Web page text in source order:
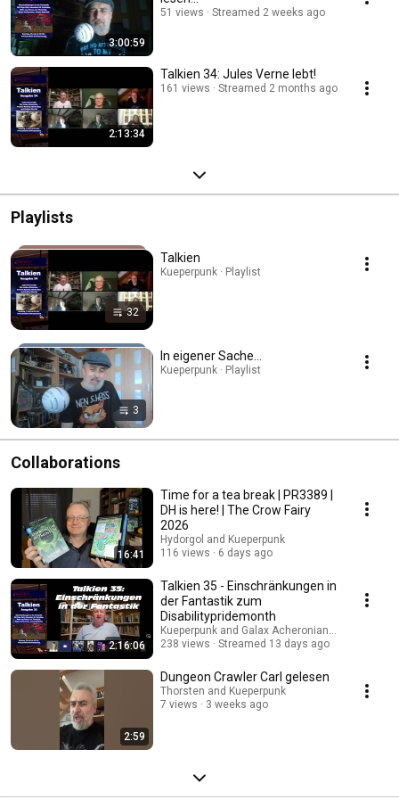
3:00:59
51 views Streamed 2 weeks ago
2:13:34
Talkien 34: Jules Verne lebt!
161 views Streamed 2 months ago
Playlists
32
Talkien
Kueperpunk · Playlist
3
In eigener Sache…
Kueperpunk · Playlist
Collaborations
16:41
Time for a tea break | PR3389 |
DH is here! | The Crow Fairy
2026
Hydorgol and Kueperpunk
116 views
6 days ago
2:16:06
Talkien 35 - Einschränkungen in
der Fantastik zum
Disabilitypridemonth
Kueperpunk and Galax Acheronian für die Ohren
238 views
Streamed 13 days ago
2:59
Dungeon Crawler Carl gelesen
Thorsten and Kueperpunk
7 views
3 weeks ago